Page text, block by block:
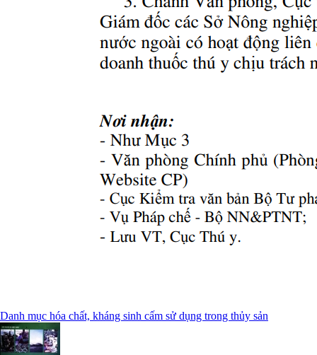
Danh mục hóa chất, kháng sinh cấm sử dụng trong thủy sản